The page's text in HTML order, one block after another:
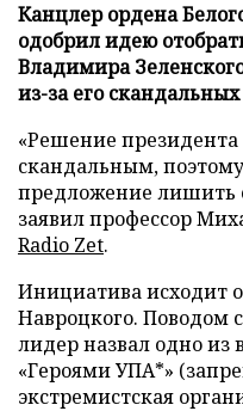
Канцлер ордена
одобрил идею
Владимира
из-за его
«Решение президента
скандальным,
предложение лишить
заявил профессор
Radio Zet.
Инициатива исходит
Навроцкого. Поводом
лидер назвал одно из
«Героями УПА*»
экстремистская